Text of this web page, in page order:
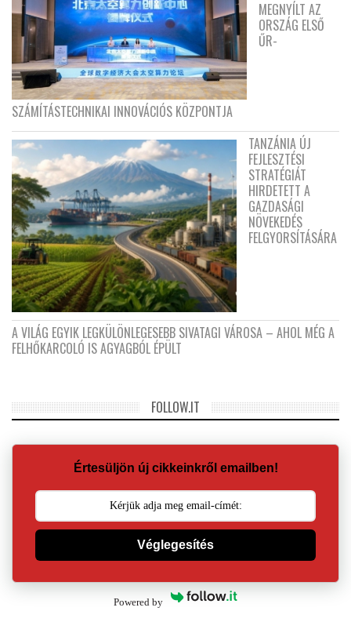
MEGNYÍLT AZ
ORSZÁG ELSŐ
ŰR-
SZÁMÍTÁSTECHNIKAI INNOVÁCIÓS KÖZPONTJA
TANZÁNIA ÚJ
FEJLESZTÉSI
STRATÉGIÁT
HIRDETETT A
GAZDASÁGI
NÖVEKEDÉS
FELGYORSÍTÁSÁRA
A VILÁG EGYIK LEGKÜLÖNLEGESEBB SIVATAGI VÁROSA – AHOL MÉG A
FELHŐKARCOLÓ IS AGYAGBÓL ÉPÜLT
FOLLOW.IT
Értesüljön új cikkeinkről emailben!
Véglegesítés
Powered by